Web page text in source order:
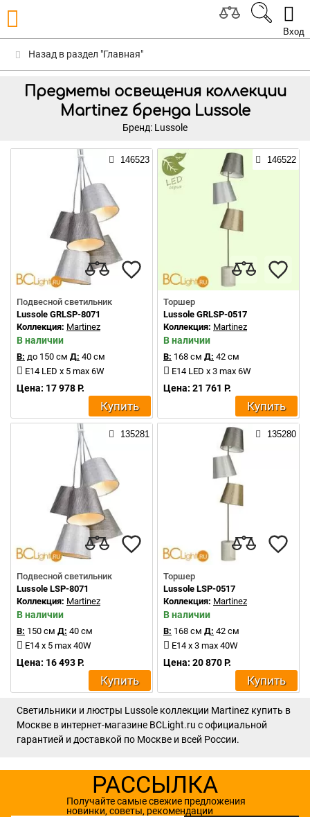
Вход
Назад в раздел "Главная"
Предметы освещения коллекции
Martinez бренда Lussole
Бренд: Lussole
146523
Подвесной светильник
Lussole GRLSP-8071
Коллекция: Martinez
В наличии
В: до 150 см Д: 40 см
E14 LED x 5 max 6W
Цена: 17 978 Р.
Купить
146522
Торшер
Lussole GRLSP-0517
Коллекция: Martinez
В наличии
В: 168 см Д: 42 см
E14 LED x 3 max 6W
Цена: 21 761 Р.
Купить
135281
Подвесной светильник
Lussole LSP-8071
Коллекция: Martinez
В наличии
В: 150 см Д: 40 см
E14 x 5 max 40W
Цена: 16 493 Р.
Купить
135280
Торшер
Lussole LSP-0517
Коллекция: Martinez
В наличии
В: 168 см Д: 42 см
E14 x 3 max 40W
Цена: 20 870 Р.
Купить
Светильники и люстры Lussole коллекции Martinez купить в
Москве в интернет-магазине BCLight.ru с официальной
гарантией и доставкой по Москве и всей России.
РАССЫЛКА
Получайте самые свежие предложения
новинки, советы, рекомендации